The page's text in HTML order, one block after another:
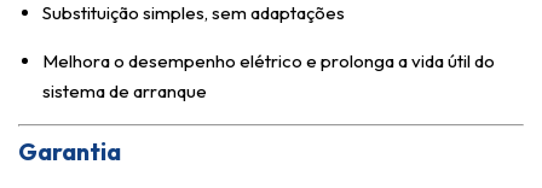
Substituição simples, sem adaptações
Melhora o desempenho elétrico e prolonga a vida útil do
sistema de arranque
Garantia